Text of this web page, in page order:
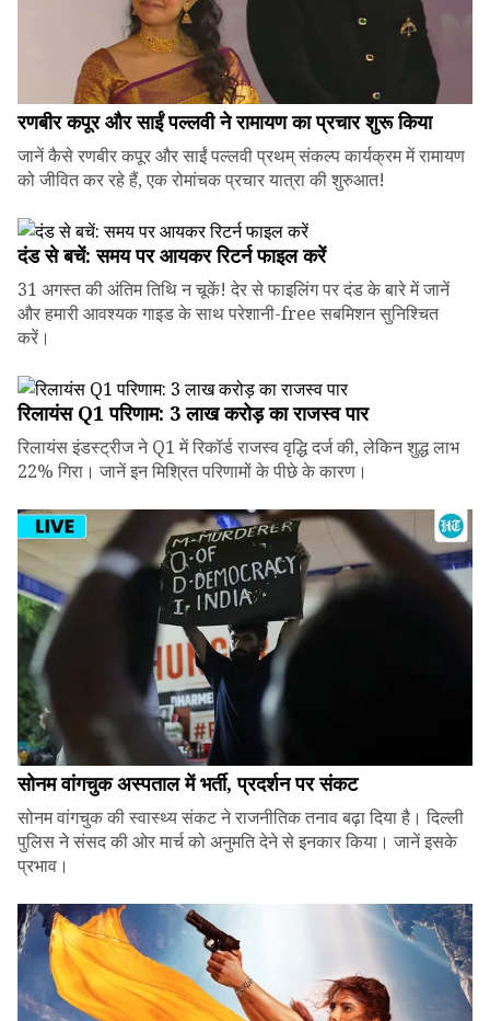
रणबीर कपूर और साईं पल्लवी ने रामायण का प्रचार शुरू किया
जानें कैसे रणबीर कपूर और साईं पल्लवी प्रथम् संकल्प कार्यक्रम में रामायण
को जीवित कर रहे हैं, एक रोमांचक प्रचार यात्रा की शुरुआत!
दंड से बचें: समय पर आयकर रिटर्न फाइल करें
31 अगस्त की अंतिम तिथि न चूकें! देर से फाइलिंग पर दंड के बारे में जानें
और हमारी आवश्यक गाइड के साथ परेशानी-free सबमिशन सुनिश्चित
करें।
रिलायंस Q1 परिणाम: ₹3 लाख करोड़ का राजस्व पार
रिलायंस इंडस्ट्रीज ने Q1 में रिकॉर्ड राजस्व वृद्धि दर्ज की, लेकिन शुद्ध लाभ
22% गिरा। जानें इन मिश्रित परिणामों के पीछे के कारण।
सोनम वांगचुक अस्पताल में भर्ती, प्रदर्शन पर संकट
सोनम वांगचुक की स्वास्थ्य संकट ने राजनीतिक तनाव बढ़ा दिया है। दिल्ली
पुलिस ने संसद की ओर मार्च को अनुमति देने से इनकार किया। जानें इसके
प्रभाव।